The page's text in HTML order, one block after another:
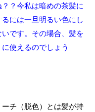
？今私は暗めの茶髪に
には一旦明るい色にし
です。その場合、髪を
使えるのでしょう
チ（脱色）とは髪が持